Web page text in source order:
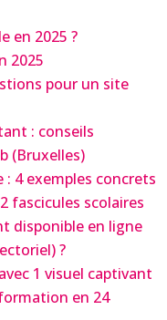
en 2025 ?
2025
pour un site
: conseils
(Bruxelles)
4 exemples concrets
fascicules scolaires
disponible en ligne
?
1 visuel captivant
en 24